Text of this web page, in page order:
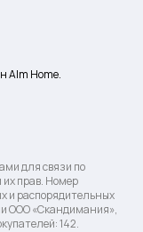
Alm Home.
для связи по
их прав. Номер
и распорядительных
ООО «Скандимания»,
142.